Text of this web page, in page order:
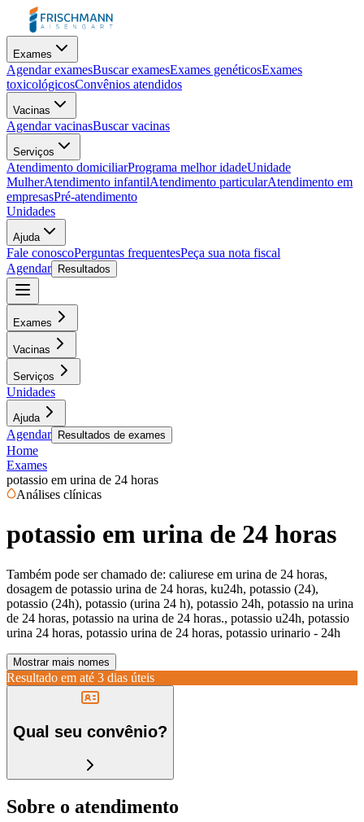
Exames
Agendar examesBuscar examesExames genéticosExames
toxicológicosConvênios atendidos
Vacinas
Agendar vacinasBuscar vacinas
Serviços
Atendimento domiciliarPrograma melhor idadeUnidade
MulherAtendimento infantilAtendimento particularAtendimento em
empresasPré-atendimento
Unidades
Ajuda
Fale conoscoPerguntas frequentesPeça sua nota fiscal
Agendar
Resultados
Exames
Vacinas
Serviços
Unidades
Ajuda
Agendar Resultados de exames
Home
Exames
potassio em urina de 24 horas
Análises clínicas
potassio em urina de 24 horas
Também pode ser chamado de: caliurese em urina de 24 horas,
dosagem de potassio urina de 24 horas, ku24h, potassio (24),
potassio (24h), potassio (urina 24 h), potassio 24h, potassio na urina
de 24 horas, potassio na urina de 24 horas., potassio u24h, potassio
urina 24 horas, potassio urina de 24 horas, potassio urinario - 24h
Mostrar mais nomes
Resultado em até 3 dias úteis
Qual seu convênio?
Sobre o atendimento